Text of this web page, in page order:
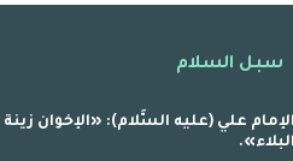
سبل السلام
علي (عليه السَّلام): «الإخوان